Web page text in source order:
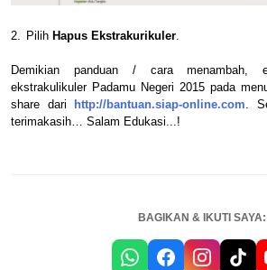
2. Pilih Hapus Ekstrakurikuler
Demikian panduan / cara menambah,
ekstrakulikuler Padamu Negeri 2015 pada
share dari http://bantuan.siap-online.com .
terimakasih… Salam Edukasi...!
BAGIKAN & IKUTI SAYA: